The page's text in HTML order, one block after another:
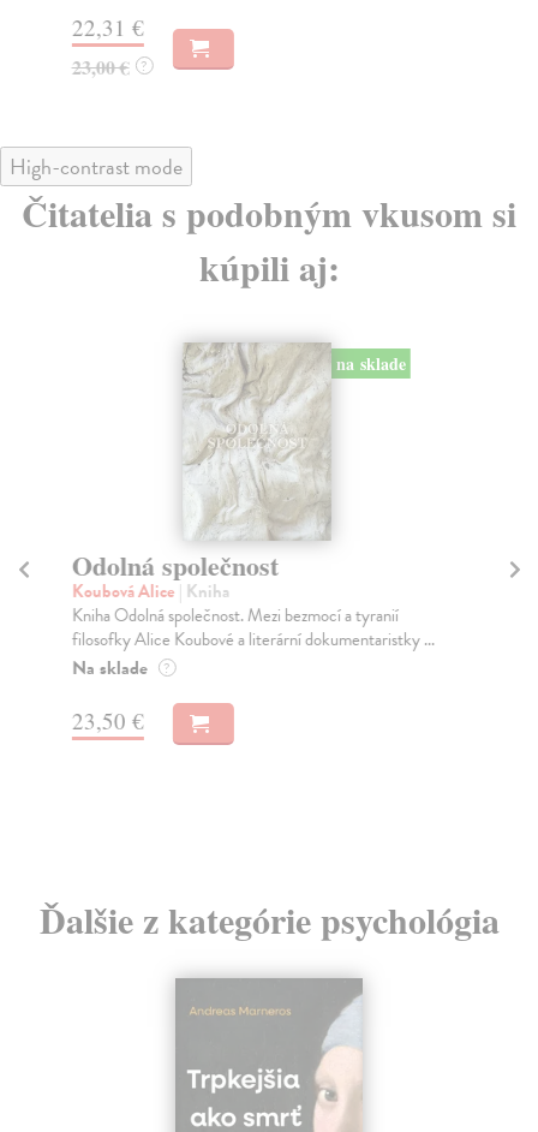
22,31 €
23,00 € ?
High-contrast mode
Čitatelia s podobným vkusom si
kúpili aj:
na sklade
Odolná společnost
Koubová Alice | Kniha
Kniha Odolná společnost. Mezi bezmocí a tyranií
filosofky Alice Koubové a literární dokumentaristky ...
Na sklade ?
23,50 €
Ďalšie z kategórie psychológia